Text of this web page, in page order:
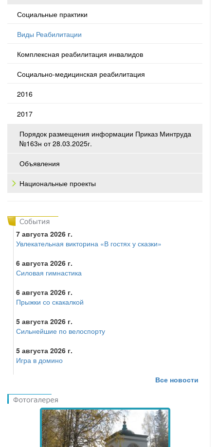
Социальные практики
Виды Реабилитации
Комплексная реабилитация инвалидов
Социально-медицинская реабилитация
2016
2017
Порядок размещения информации Приказ Минтруда
№163н от 28.03.2025г.
Объявления
Национальные проекты
7 августа 2026 г.
Увлекательная викторина «В гостях у сказки»
6 августа 2026 г.
Силовая гимнастика
6 августа 2026 г.
Прыжки со скакалкой
5 августа 2026 г.
Сильнейшие по велоспорту
5 августа 2026 г.
Игра в домино
Все новости